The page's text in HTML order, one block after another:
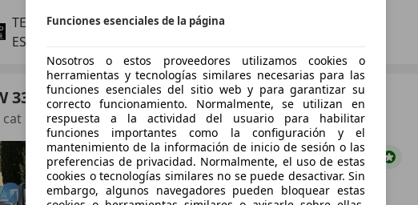
TELENAUTO, Audi y Volkswagen
ES-24700 ASTORGA
330
cat
€ 15.750 Súperoferta
Funciones esenciales de la página
Nosotros o estos proveedores utilizamos cookies o
herramientas y tecnologías similares necesarias para las
funciones esenciales del sitio web y para garantizar su
correcto funcionamiento. Normalmente, se utilizan en
respuesta a la actividad del usuario para habilitar
funciones importantes como la configuración y el
mantenimiento de la información de inicio de sesión o las
preferencias de privacidad. Normalmente, el uso de estas
cookies o tecnologías similares no se puede desactivar. Sin
embargo, algunos navegadores pueden bloquear estas